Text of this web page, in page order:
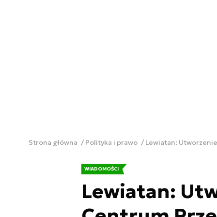
Strona główna Polityka i prawo Lewiatan:
WIADOMOŚCI
Lewiatan: